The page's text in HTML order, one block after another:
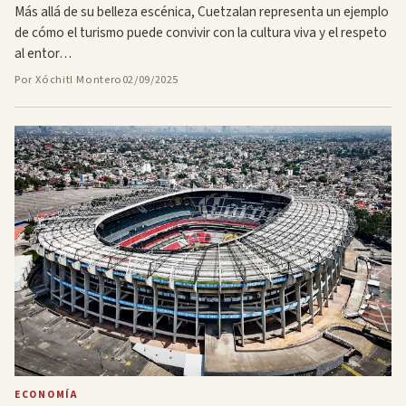
Más allá de su belleza escénica, Cuetzalan representa un ejemplo
de cómo el turismo puede convivir con la cultura viva y el respeto
al entor…
Por Xóchitl Montero02/09/2025
ECONOMÍA